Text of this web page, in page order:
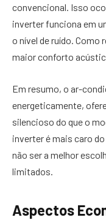
convencional. Isso
inverter funciona em
o nível de ruído. Como
maior conforto
Em resumo, o ar-
energeticamente,
silencioso do que o
inverter é mais caro
não ser a melhor
limitados.
Aspectos